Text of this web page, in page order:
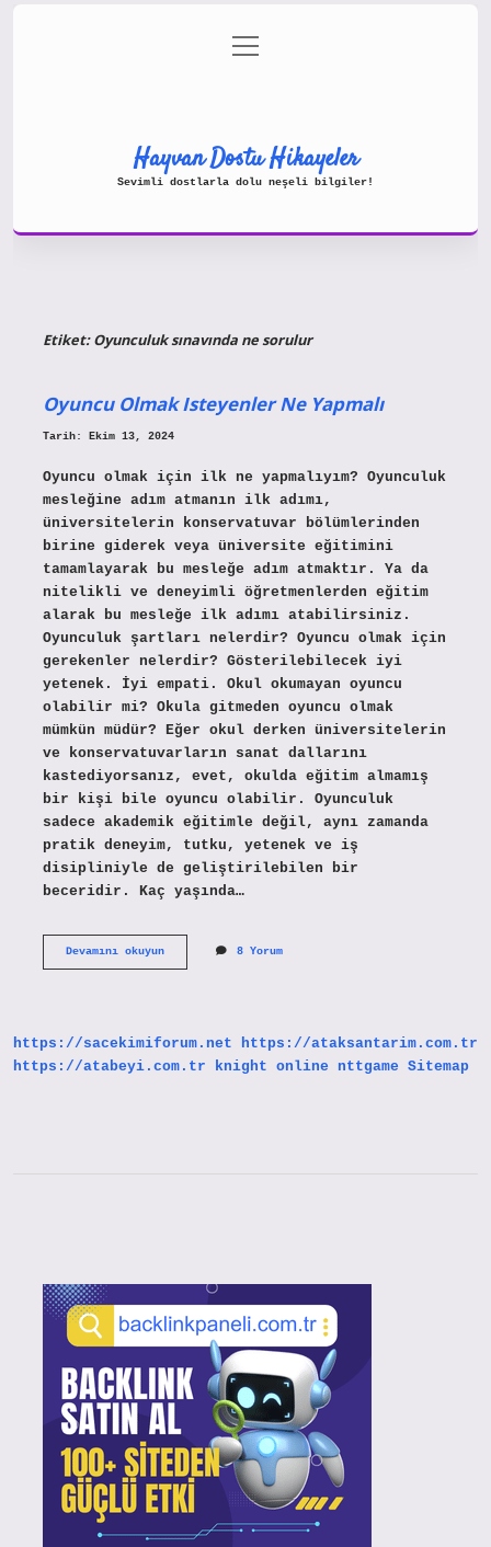
Gizlilik Politikası
menüyü
aç
Hayvan Dostu Hikayeler
Sevimli dostlarla dolu neşeli bilgiler!
Etiket:Oyunculuk sınavında ne sorulur
Oyuncu Olmak Isteyenler Ne Yapmalı
Tarih: Ekim 13, 2024
Oyuncu olmak için ilk ne yapmalıyım? Oyunculuk
mesleğine adım atmanın ilk adımı,
üniversitelerin konservatuvar bölümlerinden
birine giderek veya üniversite eğitimini
tamamlayarak bu mesleğe adım atmaktır. Ya da
nitelikli ve deneyimli öğretmenlerden eğitim
alarak bu mesleğe ilk adımı atabilirsiniz.
Oyunculuk şartları nelerdir? Oyuncu olmak için
gerekenler nelerdir? Gösterilebilecek iyi
yetenek. İyi empati. Okul okumayan oyuncu
olabilir mi? Okula gitmeden oyuncu olmak
mümkün müdür? Eğer okul derken üniversitelerin
ve konservatuvarların sanat dallarını
kastediyorsanız, evet, okulda eğitim almamış
bir kişi bile oyuncu olabilir. Oyunculuk
sadece akademik eğitimle değil, aynı zamanda
pratik deneyim, tutku, yetenek ve iş
disipliniyle de geliştirilebilen bir
beceridir. Kaç yaşında…
Devamını okuyunOyuncu
8 Yorum
https://sacekimiforum.net
https://ataksantarim.com.tr
https://atabeyi.com.tr
knight online nttgame Sitemap